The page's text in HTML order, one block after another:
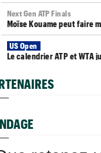
Next Gen ATP Finals
Moïse Kouame peut faire
US Open
Le calendrier ATP et WTA
ATP - Montréal
Zverev : "Vous pensez que
prime ?"
WTA - Toronto
Elena Rybakina peut
Toronto